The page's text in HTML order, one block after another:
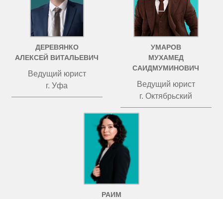
ДЕРЕВЯНКО
АЛЕКСЕЙ ВИТАЛЬЕВИЧ
Ведущий юрист
г. Уфа
УМАРОВ
МУХАМЕД
САИДМУМИНОВИЧ
Ведущий юрист
г. Октябрьский
РАИМ